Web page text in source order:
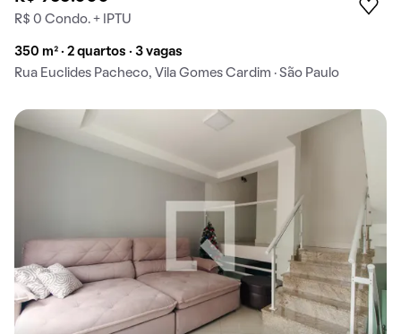
R$ 0 Condo. + IPTU
350 m² · 2 quartos · 3 vagas
Rua Euclides Pacheco, Vila Gomes Cardim · São Paulo